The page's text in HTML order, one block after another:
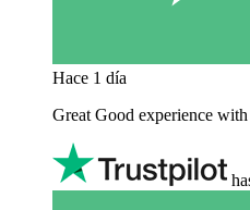
Hace 1 día
Great Good experience